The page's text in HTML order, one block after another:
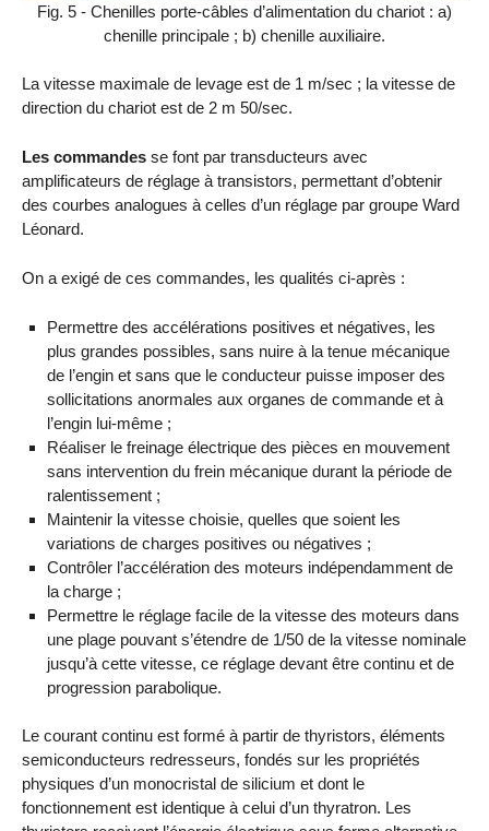
Fig. 5 - Chenilles porte-câbles d’alimentation du chariot : a)
chenille principale ; b) chenille auxiliaire.
La vitesse maximale de levage est de 1 m/sec ; la vitesse de
direction du chariot est de 2 m 50/sec.
Les commandes se font par transducteurs avec
amplificateurs de réglage à transistors, permettant d’obtenir
des courbes analogues à celles d’un réglage par groupe Ward
Léonard.
On a exigé de ces commandes, les qualités ci-après :
Permettre des accélérations positives et négatives, les
plus grandes possibles, sans nuire à la tenue mécanique
de l’engin et sans que le conducteur puisse imposer des
sollicitations anormales aux organes de commande et à
l’engin lui-même ;
Réaliser le freinage électrique des pièces en mouvement
sans intervention du frein mécanique durant la période de
ralentissement ;
Maintenir la vitesse choisie, quelles que soient les
variations de charges positives ou négatives ;
Contrôler l’accélération des moteurs indépendamment de
la charge ;
Permettre le réglage facile de la vitesse des moteurs dans
une plage pouvant s’étendre de 1/50 de la vitesse nominale
jusqu’à cette vitesse, ce réglage devant être continu et de
progression parabolique.
Le courant continu est formé à partir de thyristors, éléments
semiconducteurs redresseurs, fondés sur les propriétés
physiques d’un monocristal de silicium et dont le
fonctionnement est identique à celui d’un thyratron. Les